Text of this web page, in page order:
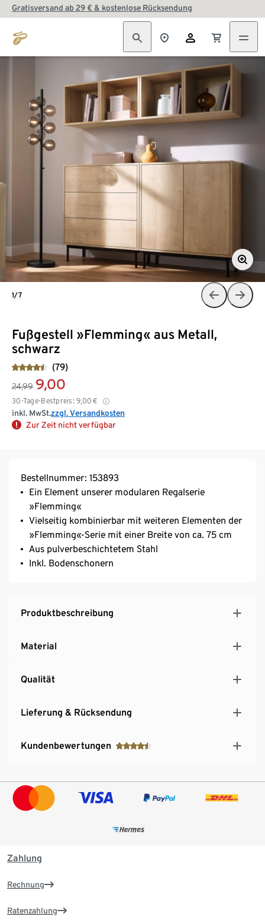
Gratisversand ab 29 € & kostenlose Rücksendung
Fußgestell »Flemming« aus Metall,
schwarz
(79)
24,99 9,00
30-Tage-Bestpreis: 9,00 €
inkl. MwSt.zzgl. Versandkosten
Zur Zeit nicht verfügbar
1/7
Bestellnummer: 153893
Ein Element unserer modularen Regalserie
»Flemming«
Vielseitig kombinierbar mit weiteren Elementen der
»Flemming«-Serie mit einer Breite von ca. 75 cm
Aus pulverbeschichtetem Stahl
Inkl. Bodenschonern
Produktbeschreibung
Material
Qualität
Lieferung & Rücksendung
Kundenbewertungen
Zahlung
Rechnung
Ratenzahlung